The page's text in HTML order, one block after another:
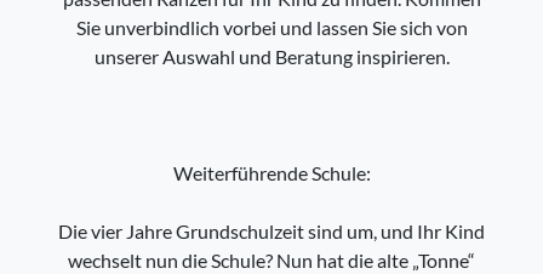
Sie unverbindlich vorbei und lassen Sie sich von
unserer Auswahl und Beratung inspirieren.
Weiterführende Schule:
Die vier Jahre Grundschulzeit sind um, und Ihr Kind
wechselt nun die Schule? Nun hat die alte „Tonne“